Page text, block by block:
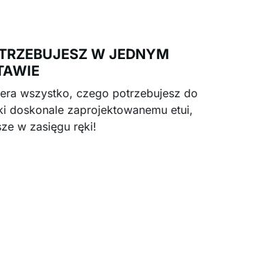
W JEDNYM
wszystko, czego potrzebujesz do
doskonale zaprojektowanemu etui,
w zasięgu ręki!